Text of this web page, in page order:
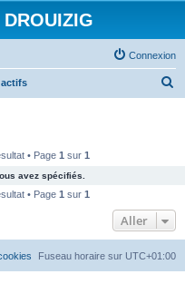
Connexion
c
e
• Page 1 sur 1
avez spécifiés.
• Page 1 sur 1
Aller
Fuseau horaire sur UTC+01:00